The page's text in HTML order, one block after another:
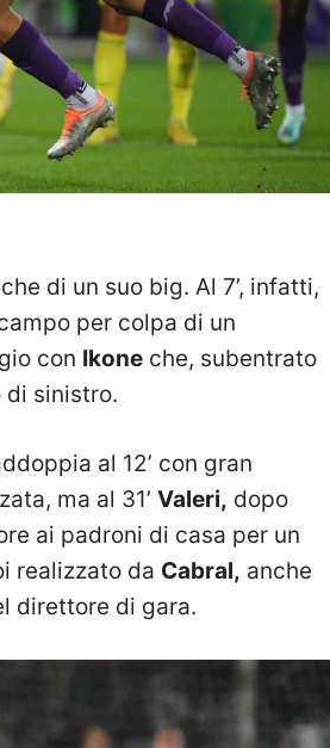
di un suo big. Al 7’, infatti,
per colpa di un
con Ikone che, subentrato
di sinistro.
al 12’ con gran
ma al 31’ Valeri, dopo
ai padroni di casa per un
realizzato da Cabral, anche
direttore di gara.